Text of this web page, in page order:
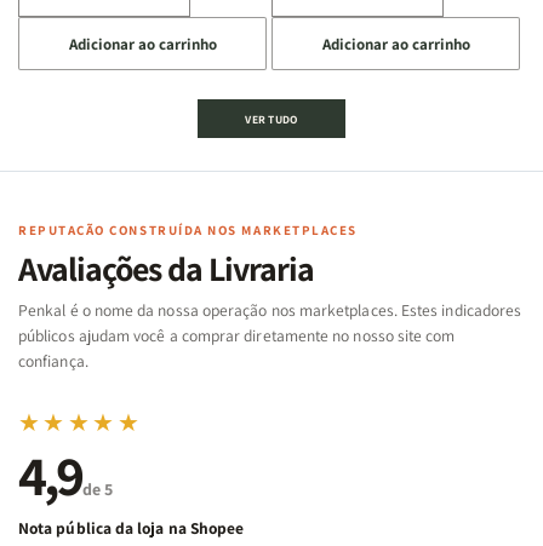
a
quantidade
de
Cartas
Famílias
Bíblia
-
Penkal
a
quantidade
de
Jogo
Cartas
Famílias
da
Bíblia
-
Penkal
Adicionar ao carrinho
a
quantidade
de
Jogo
|
de
a
quantidade
de
|
Adicionar ao carrinho
VER TUDO
REPUTAÇÃO CONSTRUÍDA NOS MARKETPLACES
Avaliações da Livraria
Penkal é o nome da nossa operação nos marketplaces. Estes indicadores
públicos ajudam você a comprar diretamente no nosso site com
confiança.
★★★★★
4,9de 5
Nota pública da loja na Shopee